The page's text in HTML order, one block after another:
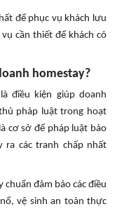
để phục vụ khách lưu
cần thiết để khách có
homestay?
điều kiện giúp doanh
pháp luật trong hoạt
cơ sở để pháp luật bảo
ra các tranh chấp nhất
chuẩn đảm bảo các điều
vệ sinh an toàn thực